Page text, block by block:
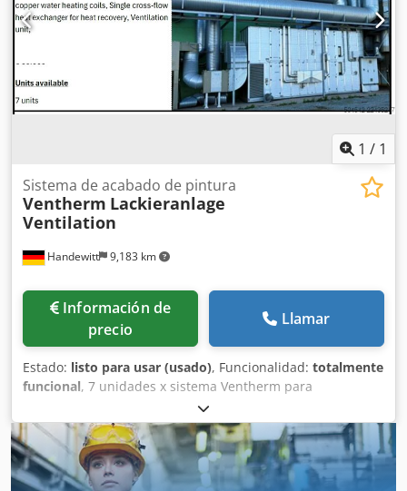
1 / 1
Handewitt 9,183 km
Sistema de acabado de pintura
Ventherm Lackieranlage
Ventilation
Información de
precio
Llamar
Estado: listo para usar (usado), Funcionalidad: totalmente
funcional, 7 unidades x sistema Ventherm para
instalaciones de tratamiento de superficies, que incluye un
calentador de aire con serpentines de agua de aluminio y
cobre, intercambiador de calor de flujo cruzado individual
para la recuperación de calor y sistema de ventilación.
Estamos abiertos a recibir ofertas para entre 1 y 7